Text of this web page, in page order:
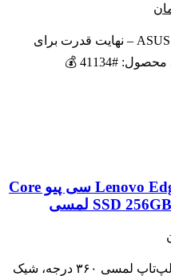
تومان
199,000,000 تومان
است.
💻 لپتاپ ASUS TUF Gaming F15 FX507 – نهایت قدرت برای
#41134 💰
لپ‌تاپ 360 درجه استوک Lenovo Edge 2 سی پیو Core
39,900,000 تومان 💻 لپ تاپ Lenovo Edge 2-1580 – لپ‌تاپ لمسی ۳۶۰ درجه، شیک